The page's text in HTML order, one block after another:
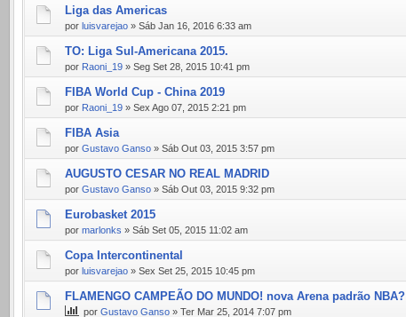
Liga das Americas
por luisvarejao » Sáb Jan 16, 2016 6:33 am
TO: Liga Sul-Americana 2015.
por Raoni_19 » Seg Set 28, 2015 10:41 pm
FIBA World Cup - China 2019
por Raoni_19 » Sex Ago 07, 2015 2:21 pm
FIBA Asia
por Gustavo Ganso » Sáb Out 03, 2015 3:57 pm
AUGUSTO CESAR NO REAL MADRID
por Gustavo Ganso » Sáb Out 03, 2015 9:32 pm
Eurobasket 2015
por marlonks » Sáb Set 05, 2015 11:02 am
Copa Intercontinental
por luisvarejao » Sex Set 25, 2015 10:45 pm
FLAMENGO CAMPEÃO DO MUNDO! nova Arena padrão NBA?
por Gustavo Ganso » Ter Mar 25, 2014 7:07 pm